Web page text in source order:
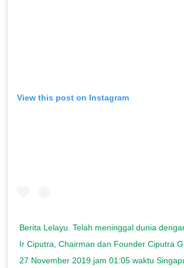
View this post on Instagram
Berita Lelayu. Telah meninggal dunia
Ir Ciputra, Chairman dan Founder Ciputra
27 November 2019 jam 01:05 waktu